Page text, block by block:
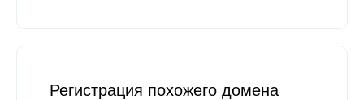
Регистрация похожего домена